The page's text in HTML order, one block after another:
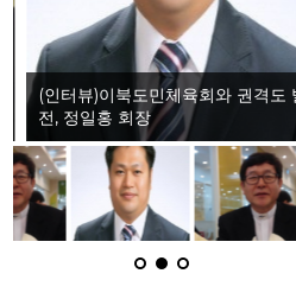
(인터뷰)이북도민체육회와 권격도 발
전, 정일홍 회장